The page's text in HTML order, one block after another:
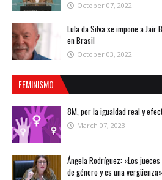
October 07, 2022
Lula da Silva se impone a Jair
en Brasil
October 03, 2022
FEMINISMO
8M, por la igualdad real y
March 07, 2023
Ángela Rodríguez: «Los
de género y es una vergüenza»